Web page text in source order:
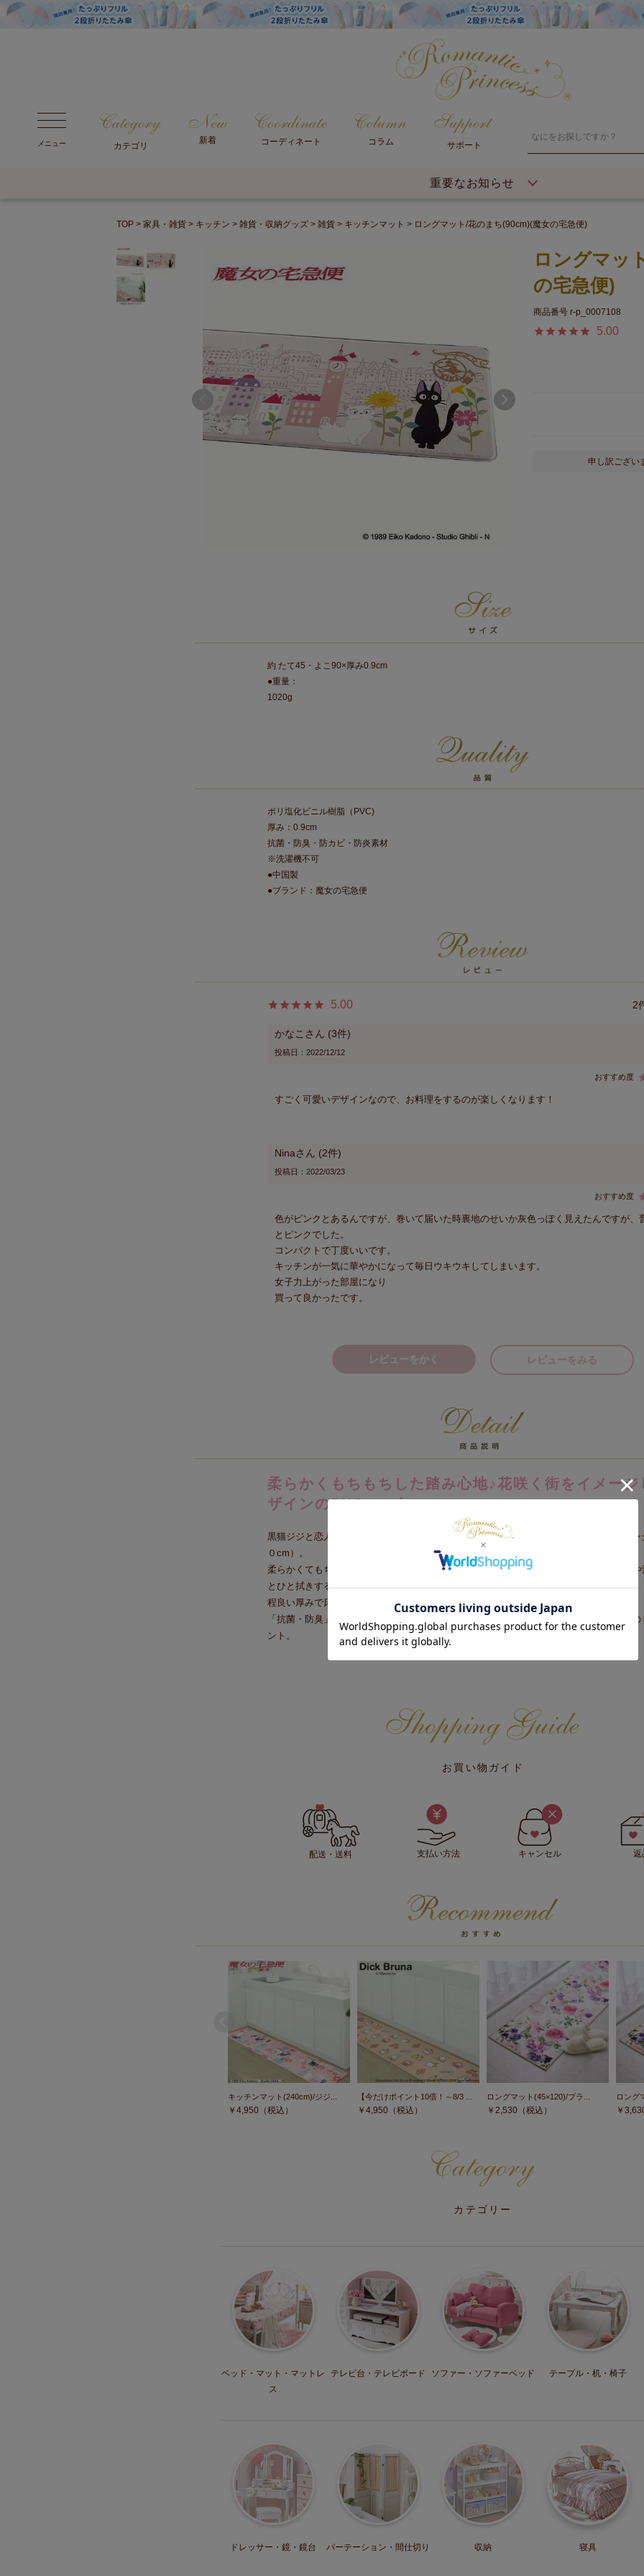
メニュー カテゴリ
新着 コーディネート コラム サポート
重要なお知らせ
TOP 家具・雑貨 キッチン 雑貨・収納グッズ 雑貨 キッチンマット ロングマット/花のまち(90cm)(魔女の宅急便)
ロングマッ
の宅急便)
商品番号 r-p_0007108
5.00
申し訳ござい
約 たて45・よこ90×厚み0.9cm
●重量：
1020g
ポリ塩化ビニル樹脂（PVC)
厚み：0.9cm
抗菌・防臭・防カビ・防炎素材
※洗濯機不可
●中国製
●ブランド：魔女の宅急便
5.00 2
かなこ 3
投稿日 2022/12/12
すごく可愛いデザインなので、お料理をするのが楽しくなります！
Nina 2
投稿日 2022/03/23
色がピンクとあるんですが、巻いて届いた時裏地のせいか灰色っぽく見えたんですが、
とピンクでした。
コンパクトで丁度いいです。
キッチンが一気に華やかになって毎日ウキウキしてしまいます。
女子力上がった部屋になり
買って良かったです。
レビューをかく レビューをみる
柔らかくもちもちした踏み心地♪花咲く街をイメージ
ザインのPVCマット。
黒猫ジジと恋人の白猫リリーが、バラが舞う街角をデートしているシーンが描かれたロン
０cm）。
柔らかくてもちもちとしたクッション性のあるPVC（ポリ塩化ビニル樹脂）は、水ハネや
とひと拭きするだけのお手入れかんたん素材。
程良い厚みで床を傷つけにくく、足への負担も軽減されます。
「抗菌・防臭」「防カビ」効果で清潔にお使いいただけ、「防炎」の燃えにくい素材なの
ント。
お買い物ガイド
配送・送料 支払い方法 キャンセル 返
キッチンマット(240cm)/ジジ...
￥ 4,950 （税込）
【今だけポイント10倍！～8/3 ...
￥ 4,950 （税込）
ロングマット(45×120)/ブラ...
￥ 2,530 （税込）
ロング
￥
カテゴリー
ベッド・マット ・マットレ
ス
テレビ台・ テレビボード ソファー・ ソファーベッド テーブル・机・ 椅子
ドレッサー・ 鏡・鏡台 パーテーション・ 間仕切り 収納 寝具